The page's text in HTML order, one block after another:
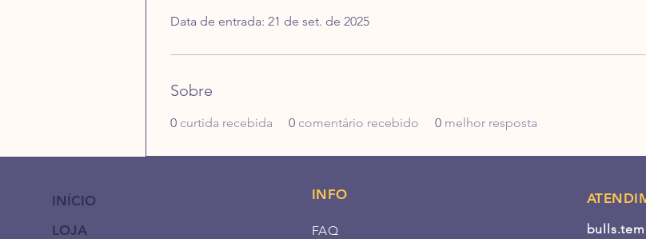
Data de entrada: 21 de set. de 2025
Sobre
0 curtida recebida 0 comentário recebido 0 melhor resposta
INÍCIO
LOJA
INFO
FAQ